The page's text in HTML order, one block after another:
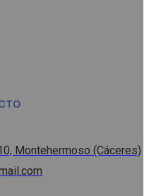
Montehermoso (Cáceres)